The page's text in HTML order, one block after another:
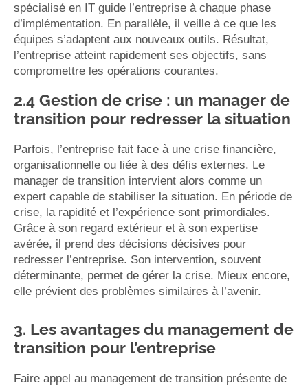
spécialisé en IT guide l’entreprise à chaque phase
d’implémentation. En parallèle, il veille à ce que les
équipes s’adaptent aux nouveaux outils. Résultat,
l’entreprise atteint rapidement ses objectifs, sans
compromettre les opérations courantes.
2.4 Gestion de crise : un manager de
transition pour redresser la situation
Parfois, l’entreprise fait face à une crise financière,
organisationnelle ou liée à des défis externes. Le
manager de transition intervient alors comme un
expert capable de stabiliser la situation. En période de
crise, la rapidité et l’expérience sont primordiales.
Grâce à son regard extérieur et à son expertise
avérée, il prend des décisions décisives pour
redresser l’entreprise. Son intervention, souvent
déterminante, permet de gérer la crise. Mieux encore,
elle prévient des problèmes similaires à l’avenir.
3. Les avantages du management de
transition pour l’entreprise
Faire appel au management de transition présente de